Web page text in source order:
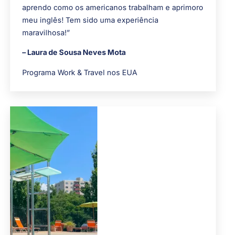
aprendo como os americanos trabalham e aprimoro
meu inglês! Tem sido uma experiência
maravilhosa!”
– Laura de Sousa Neves Mota
Programa Work & Travel nos EUA